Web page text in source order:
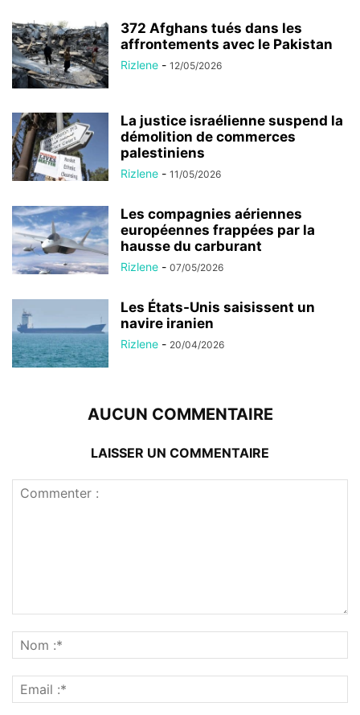
372 Afghans tués dans les
affrontements avec le Pakistan
Rizlene - 12/05/2026
La justice israélienne suspend la
démolition de commerces
palestiniens
Rizlene - 11/05/2026
Les compagnies aériennes
européennes frappées par la
hausse du carburant
Rizlene - 07/05/2026
Les États-Unis saisissent un
navire iranien
Rizlene - 20/04/2026
AUCUN COMMENTAIRE
LAISSER UN COMMENTAIRE